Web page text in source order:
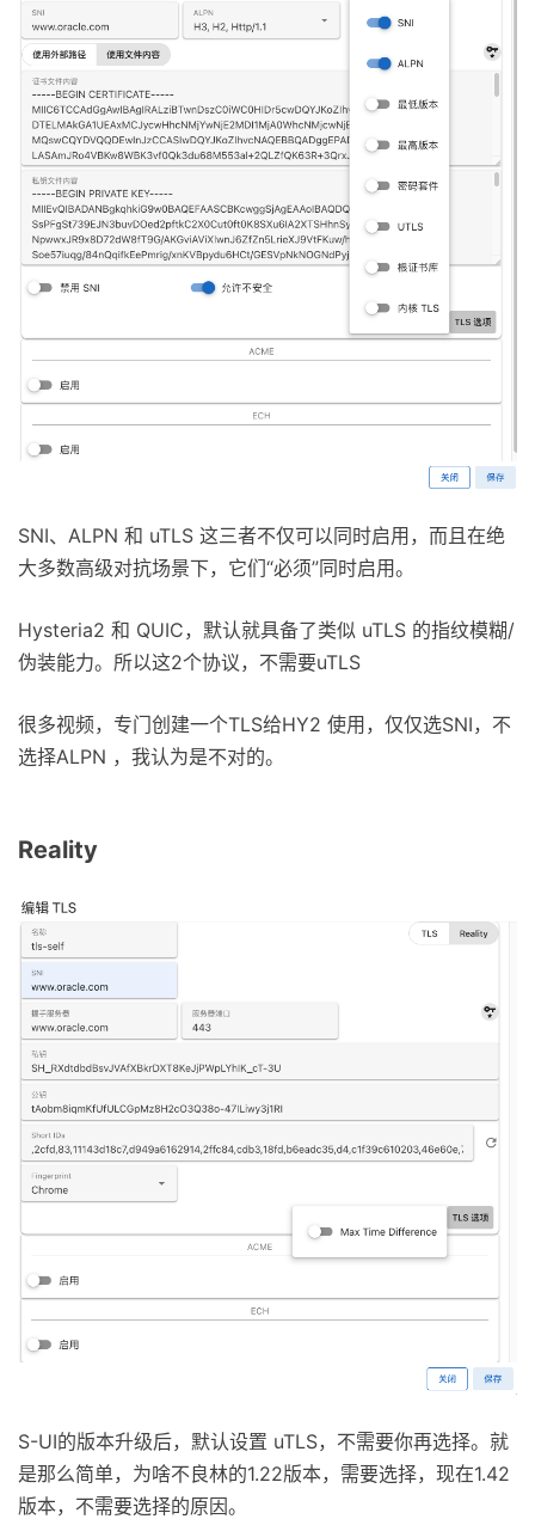
SNI、ALPN 和 uTLS 这三者不仅可以同时启用，而且在绝
大多数高级对抗场景下，它们“必须”同时启用。
Hysteria2 和 QUIC，默认就具备了类似 uTLS 的指纹模糊/
伪装能力。所以这2个协议，不需要uTLS
很多视频，专门创建一个TLS给HY2 使用，仅仅选SNI，不
选择ALPN ，我认为是不对的。
Reality
S-UI的版本升级后，默认设置 uTLS，不需要你再选择。就
是那么简单，为啥不良林的1.22版本，需要选择，现在1.42
版本，不需要选择的原因。